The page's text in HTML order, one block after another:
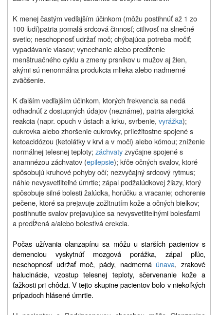
K menej častým vedľajším účinkom (môžu postihnúť až 1 zo
100 ľudí)patria pomalá srdcová činnosť; citlivosť na slnečné
svetlo; neschopnosť udržať moč; chýbajúca potreba močiť;
vypadávanie vlasov; vynechanie alebo predĺženie
menštruačného cyklu a zmeny prsníkov u mužov aj žien,
akými sú nenormálna produkcia mlieka alebo nadmerné
zväčšenie.
K ďalším vedľajším účinkom, ktorých frekvencia sa nedá
odhadnúť z dostupných údajov (neznáme), patria alergická
reakcia (napr. opuch v ústach a krku, svrbenie, vyrážka);
cukrovka alebo zhoršenie cukrovky, príležitostne spojené s
ketoacidózou (ketolátky v krvi a v moči) alebo kómou; zníženie
normálnej telesnej teploty; záchvatyzvyčajne spojené s
anamnézou záchvatov (epilepsie); kŕče očných svalov, ktoré
spôsobujú kruhové pohyby očí; nezvyčajný srdcový rytmus;
náhle nevysvetliteľné úmrtie; zápal podžalúdkovej žľazy, ktorý
spôsobuje silné bolesti žalúdka, horúčku a vracanie; ochorenie
pečene, ktoré sa prejavuje zožltnutím kože a očných bielkov;
postihnutie svalov prejavujúce sa nevysvetliteľnými bolesťami
a predĺžená a/alebo bolestivá erekcia.
Počas užívania olanzapínu sa môžu u starších pacientov s
demenciou vyskytnúť mozgová porážka, zápal pľúc,
neschopnosť udržať moč, pády, nadmerná únava, zrakové
halucinácie, vzostup telesnej teploty, sčervenanie kože a
ťažkosti pri chôdzi. V tejto skupine pacientov bolo v niekoľkých
prípadoch hlásené úmrtie.